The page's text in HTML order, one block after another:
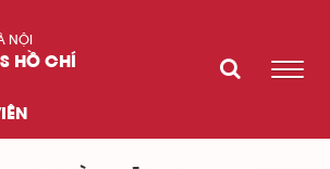
NỘI
HỒ CHÍ